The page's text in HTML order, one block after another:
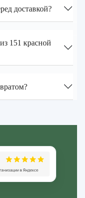
доставкой?
151 красной